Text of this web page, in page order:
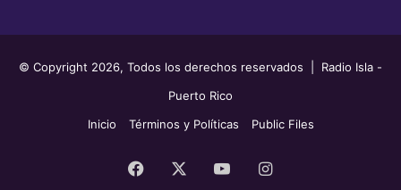
© Copyright 2026, Todos los derechos reservados | Radio Isla -
Puerto Rico
Inicio
Términos y Políticas Public Files
Facebook YouTubeInstagram